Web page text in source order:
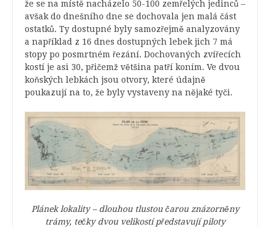
že se na místě nacházelo 50-100 zemřelých jedinců –
avšak do dnešního dne se dochovala jen malá část
ostatků. Ty dostupné byly samozřejmě analyzovány
a například z 16 dnes dostupných lebek jich 7 má
stopy po posmrtném řezání. Dochovaných zvířecích
kostí je asi 30, přičemž většina patří koním. Ve dvou
koňských lebkách jsou otvory, které údajně
poukazují na to, že byly vystaveny na nějaké tyči.
Plánek lokality – dlouhou tlustou čarou znázorněny
trámy, tečky dvou velikostí představují piloty